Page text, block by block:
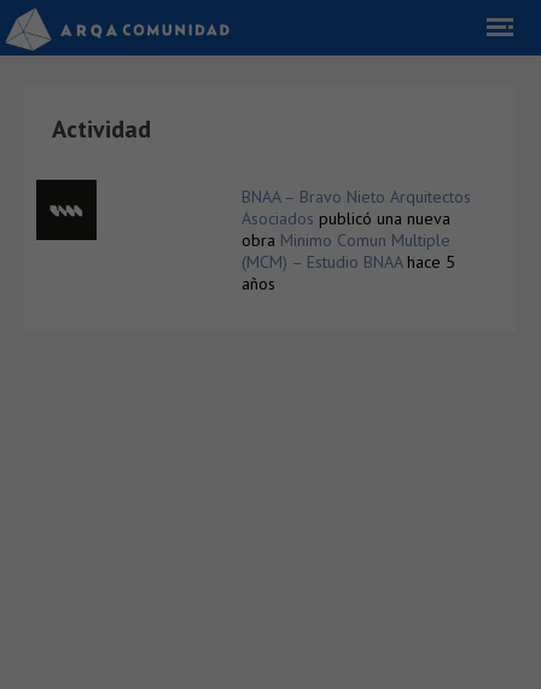
Actividad
BNAA – Bravo Nieto Arquitectos
Asociados publicó una nueva
obra Minimo Comun Multiple
(MCM) – Estudio BNAA hace 5
años